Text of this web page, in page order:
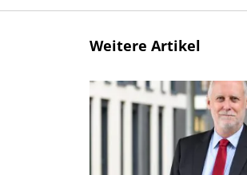
Weitere Artikel